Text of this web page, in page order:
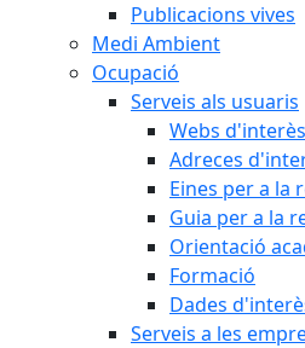
Publicacions vives
Medi Ambient
Ocupació
Serveis als usuaris
Webs d'interès
Adreces
Eines per a la
Guia per a la
Orientació
Formació
Dades
Serveis a les